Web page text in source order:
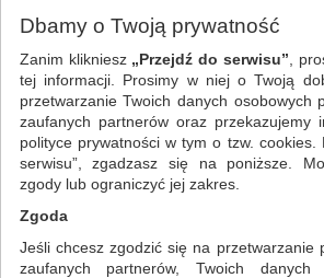
Referencje
REFERENCJE
Poniżej znajdują referencje od
partnerów, będące poświadczeniem
usług dostarczanych przez serwis
Dbamy o Twoją prywatność
Zanim klikniesz „Przejdź do serwisu” ,
tej informacji. Prosimy w niej o Twoją
przetwarzanie Twoich danych osobowych
zaufanych partnerów oraz przekazujemy
polityce prywatności w tym o tzw. cookies.
serwisu”, zgadzasz się na poniższe.
zgody lub ograniczyć jej zakres.
Zgoda
Jeśli chcesz zgodzić się na przetwarzanie
zaufanych partnerów, Twoich danych